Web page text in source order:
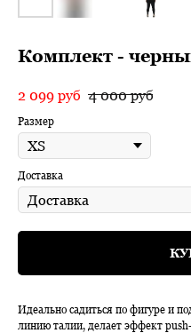
Комплект -
2 099 руб 4 000 руб
Размер
Доставка
Идеально садиться по фигуре и
линию талии, делает эффект